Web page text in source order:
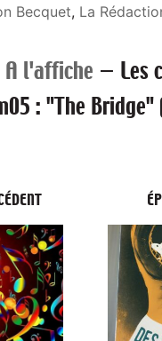
Becquet, La
A l'affiche — Les
: "The Bridge"